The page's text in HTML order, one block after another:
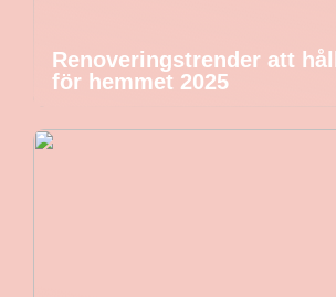
Renoveringstrender att
för hemmet 2025